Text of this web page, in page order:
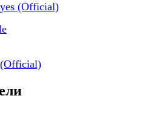
(Official)